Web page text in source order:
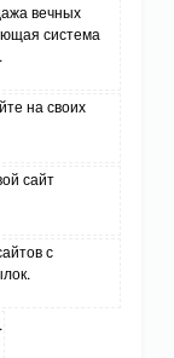
вечных
система
на своих
сайт
с